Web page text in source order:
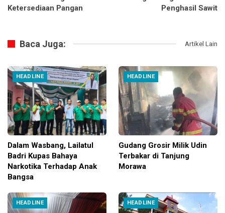
Ketersediaan Pangan
Penghasil Sawit
Baca Juga: Artikel Lain
HEADLINE
Dalam Wasbang, Lailatul
Badri Kupas Bahaya
Narkotika Terhadap Anak
Bangsa
HEADLINE
Gudang Grosir Milik Udin
Terbakar di Tanjung
Morawa
HEADLINE HEADLINE